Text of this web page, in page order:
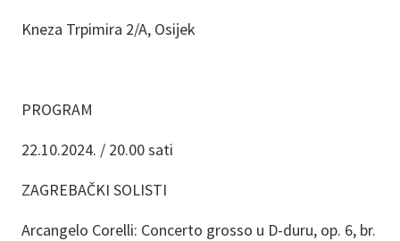
Kneza Trpimira 2/A, Osijek
PROGRAM
22.10.2024. / 20.00 sati
ZAGREBAČKI SOLISTI
Arcangelo Corelli: Concerto grosso u D-duru, op. 6, br.